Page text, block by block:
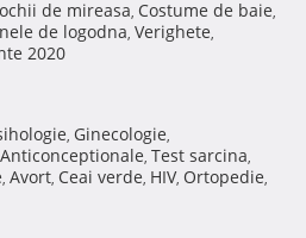
de mireasa, Costume de baie,
de logodna, Verighete,
2020
, Ginecologie,
Anticonceptionale, Test sarcina,
, Avort, Ceai verde, HIV, Ortopedie,